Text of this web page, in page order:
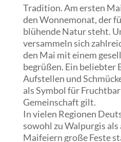
Tradition. Am ersten
den Wonnemonat, der
blühende Natur steht.
versammeln sich
den Mai mit einem
begrüßen. Ein beliebter
Aufstellen und
als Symbol für
Gemeinschaft gilt.
In vielen Regionen
sowohl zu Walpurgis als
Maifeiern große Feste